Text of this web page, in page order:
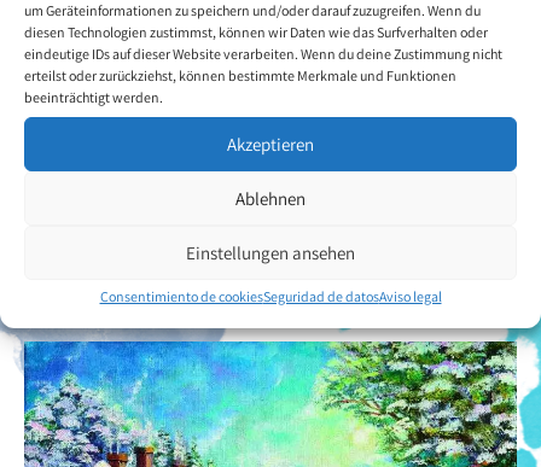
um Geräteinformationen zu speichern und/oder darauf zuzugreifen. Wenn du
diesen Technologien zustimmst, können wir Daten wie das Surfverhalten oder
eindeutige IDs auf dieser Website verarbeiten. Wenn du deine Zustimmung nicht
erteilst oder zurückziehst, können bestimmte Merkmale und Funktionen
beeinträchtigt werden.
Akzeptieren
Ablehnen
Einstellungen ansehen
Consentimiento de cookiesSeguridad de datosAviso legal
impartidas por Carlos Parra Duarte, becario de la VDMFK que
mientras tanto ha fallecido. Sr.D. Luis Ariel CRIOLLO Roldan,
becario de la VDMFK, es su modelo de vida. La ayuda moral y
financiera fue muy importante para él. Hace seis meses conoció a
Sr.D. Belisario GOMEZ PEREZ, becario de la VDMFK, quien le ofrece
orientación y apoyo moral. Hoy, gracias a ambos becarios, ve la
mucho si fuera aceptado por la VDMFK.
Volver a la descripción general del artista